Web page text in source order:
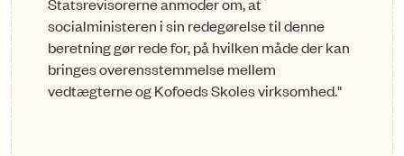
Statsrevisorerne anmoder om, at
socialministeren i sin redegørelse til denne
beretning gør rede for, på hvilken måde der kan
bringes overensstemmelse mellem
vedtægterne og Kofoeds Skoles virk­somhed."